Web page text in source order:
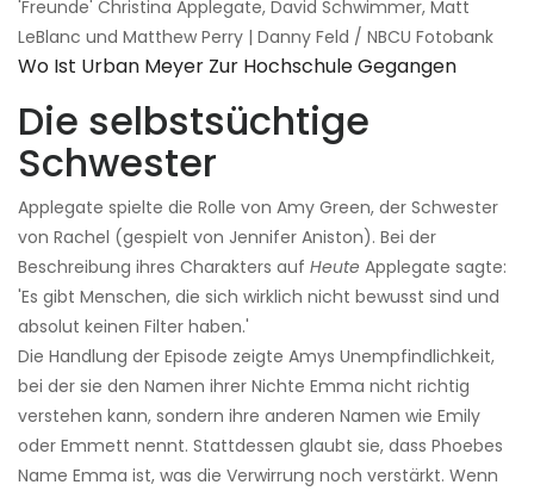
'Freunde' Christina Applegate, David Schwimmer, Matt
LeBlanc und Matthew Perry | Danny Feld / NBCU Fotobank
Wo Ist Urban Meyer Zur Hochschule Gegangen
Die selbstsüchtige
Schwester
Applegate spielte die Rolle von Amy Green, der Schwester
von Rachel (gespielt von Jennifer Aniston). Bei der
Beschreibung ihres Charakters auf Heute Applegate sagte:
'Es gibt Menschen, die sich wirklich nicht bewusst sind und
absolut keinen Filter haben.'
Die Handlung der Episode zeigte Amys Unempfindlichkeit,
bei der sie den Namen ihrer Nichte Emma nicht richtig
verstehen kann, sondern ihre anderen Namen wie Emily
oder Emmett nennt. Stattdessen glaubt sie, dass Phoebes
Name Emma ist, was die Verwirrung noch verstärkt. Wenn